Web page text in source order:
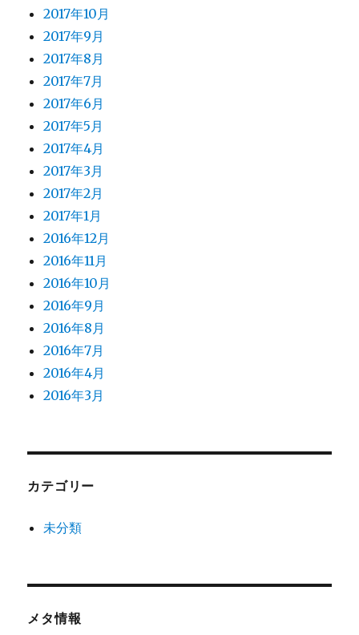
2017年10月
2017年9月
2017年8月
2017年7月
2017年6月
2017年5月
2017年4月
2017年3月
2017年2月
2017年1月
2016年12月
2016年11月
2016年10月
2016年9月
2016年8月
2016年7月
2016年4月
2016年3月
カテゴリー
未分類
メタ情報